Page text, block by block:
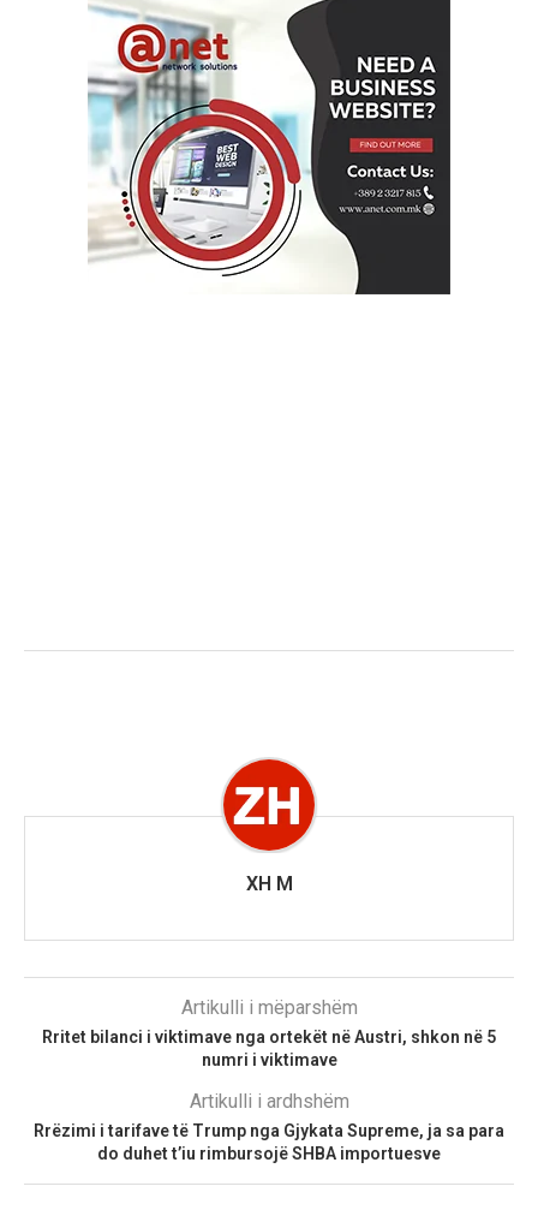
XH M
Artikulli i mëparshëm
Rritet bilanci i viktimave nga ortekët në Austri, shkon në 5
numri i viktimave
Artikulli i ardhshëm
Rrëzimi i tarifave të Trump nga Gjykata Supreme, ja sa para
do duhet t’iu rimbursojë SHBA importuesve